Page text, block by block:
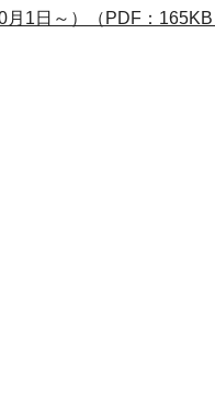
1日～）（PDF：165KB